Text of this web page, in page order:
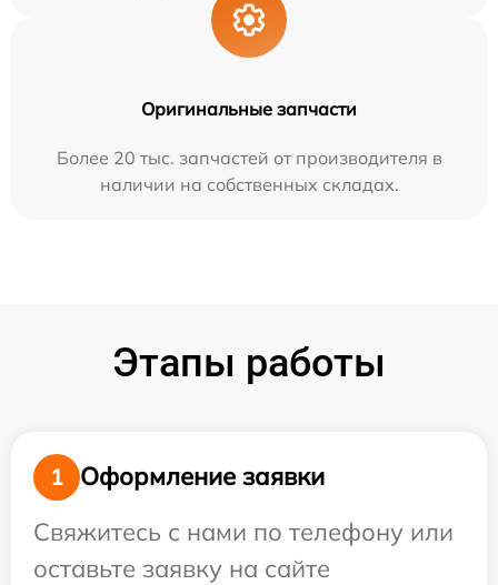
Оригинальные запчасти
Более 20 тыс. запчастей от производителя в
наличии на собственных складах.
Этапы работы
1
Оформление заявки
Свяжитесь с нами по телефону или
оставьте заявку на сайте